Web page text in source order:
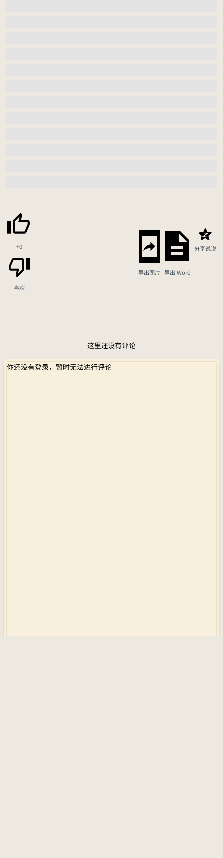
+0
喜欢
导出图片 导出 Word
分享说说
这里还没有评论
你还没有登录，暂时无法进行评论